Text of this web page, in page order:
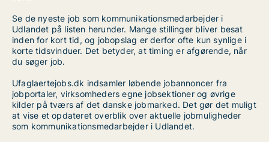
Se de nyeste job som kommunikationsmedarbejder i
Udlandet på listen herunder. Mange stillinger bliver besat
inden for kort tid, og jobopslag er derfor ofte kun synlige i
korte tidsvinduer. Det betyder, at timing er afgørende, når
du søger job.
Ufaglaertejobs.dk indsamler løbende jobannoncer fra
jobportaler, virksomheders egne jobsektioner og øvrige
kilder på tværs af det danske jobmarked. Det gør det muligt
at vise et opdateret overblik over aktuelle jobmuligheder
som kommunikationsmedarbejder i Udlandet.